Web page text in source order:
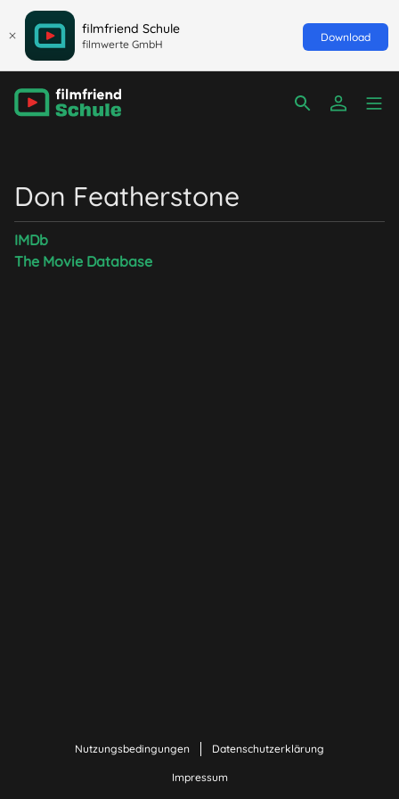
filmfriend Schule
filmwerte GmbH
Download
Don Featherstone
IMDb
The Movie Database
Nutzungsbedingungen Datenschutzerklärung
Impressum